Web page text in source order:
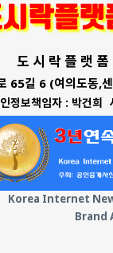
락플랫
도 시 락 플 랫
65길 6 (여의도동
정보책임자 : 박건희
Korea Internet
Brand